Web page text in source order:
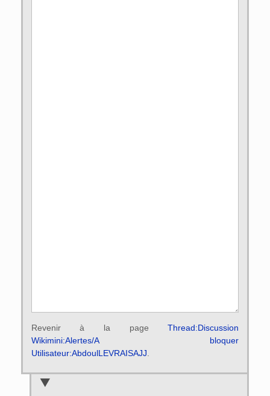
Revenir à la pageThread:Discussion
Wikimini:Alertes/A bloquer
Utilisateur:AbdoulLEVRAISAJJ